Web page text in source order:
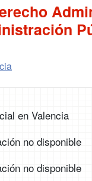
en Valencia
no disponible
no disponible